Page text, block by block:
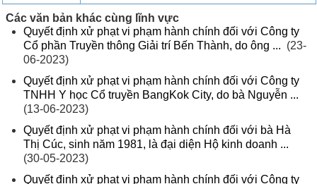
Các văn bản khác cùng lĩnh vực
Quyết định xử phạt vi phạm hành chính đối với Công ty
Cổ phần Truyền thông Giải trí Bến Thành, do ông ... (23-
06-2023)
Quyết định xử phạt vi phạm hành chính đối với Công ty
TNHH Y học Cổ truyền BangKok City, do bà Nguyễn ...
(13-06-2023)
Quyết định xử phạt vi phạm hành chính đối với bà Hà
Thị Cúc, sinh năm 1981, là đại diện Hộ kinh doanh ...
(30-05-2023)
Quyết định xử phạt vi phạm hành chính đối với Công ty